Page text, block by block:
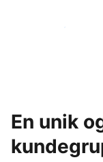
Kom i gang i dag
En unik